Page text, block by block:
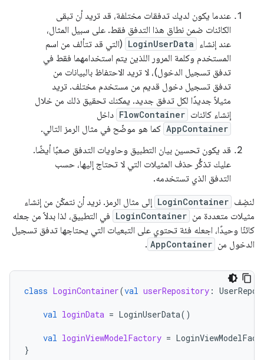
عندما يكون لديك تدفقات مختلفة، قد تريد أن تبقى
الكائنات ضمن نطاق هذا التدفق فقط. على سبيل المثال،
عند إنشاء LoginUserData (التي قد تتألف من اسم
المستخدم وكلمة المرور اللذين يتم استخدامهما فقط في
تدفق تسجيل الدخول)، لا تريد الاحتفاظ بالبيانات من
تدفق تسجيل دخول قديم من مستخدم مختلف. تريد
مثيلاً جديدًا لكل تدفق جديد. يمكنك تحقيق ذلك من خلال
إنشاء كائنات FlowContainer داخل
AppContainer كما هو موضّح في مثال الرمز التالي.
قد يكون تحسين بيان التطبيق وحاويات التدفق صعبًا أيضًا.
عليك تذكُّر حذف المثيلات التي لا تحتاج إليها، حسب
التدفق الذي تستخدمه.
لنضِف LoginContainer إلى مثال الرمز. نريد أن نتمكّن من إنشاء
مثيلات متعددة من LoginContainer في التطبيق، لذا بدلاً من جعله
كائنًا وحيدًا، اجعله فئة تحتوي على التبعيات التي يحتاجها تدفق تسجيل
الدخول من AppContainer
.
class LoginContainer(val userRepository :
val loginData = LoginUserData()
val loginViewModelFactory =
}